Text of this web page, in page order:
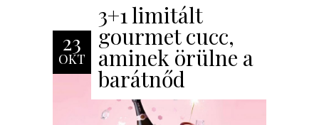
23
OKT
3+1 limitált
gourmet cucc,
aminek örülne a
barátnőd